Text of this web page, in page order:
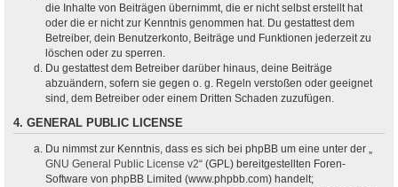
die Inhalte von Beiträgen übernimmt, die er nicht selbst erstellt hat
oder die er nicht zur Kenntnis genommen hat. Du gestattest dem
Betreiber, dein Benutzerkonto, Beiträge und Funktionen jederzeit zu
löschen oder zu sperren.
Du gestattest dem Betreiber darüber hinaus, deine Beiträge
abzuändern, sofern sie gegen o. g. Regeln verstoßen oder geeignet
sind, dem Betreiber oder einem Dritten Schaden zuzufügen.
4. GENERAL PUBLIC LICENSE
Du nimmst zur Kenntnis, dass es sich bei phpBB um eine unter der „
GNU General Public License v2“ (GPL) bereitgestellten Foren-
Software von phpBB Limited (www.phpbb.com) handelt;